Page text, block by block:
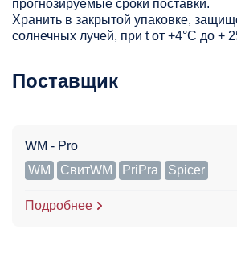
прогнозируемые сроки поставки.
Хранить в закрытой упаковке,
солнечных лучей, при t от +4°C до +
Поставщик
WM - Pro
WM
СвитWM PriPra Spicer
Подробнее